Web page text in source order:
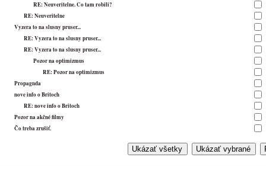
RE: Neuveritelne. Co tam robili?
RE: Neuveritelne
Vyzera to na slusny pruser...
RE: Vyzera to na slusny pruser...
RE: Vyzera to na slusny pruser...
Pozor na optimizmus
RE: Pozor na optimizmus
Propagnda
nove info o Britoch
RE: nove info o Britoch
Pozor na akčné filmy
Čo treba zrušiť.